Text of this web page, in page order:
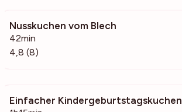
Nusskuchen vom Blech
42min
4,8 (8)
Einfacher Kindergeburtstagskuchen